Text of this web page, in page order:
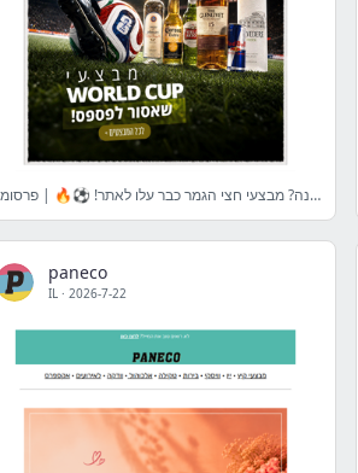
אנגליה או ארגנטינה? מבצעי חצי הגמר כבר עלו לאתר! ⚽🔥 | פרסומת
paneco
IL · 2026-7-22